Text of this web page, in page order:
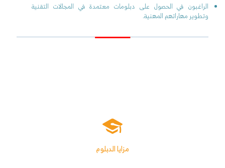
الراغبون في الحصول على دبلومات معتمدة في المجالات التقنية
وتطوير مهاراتهم المهنية.
مزايا الدبلوم